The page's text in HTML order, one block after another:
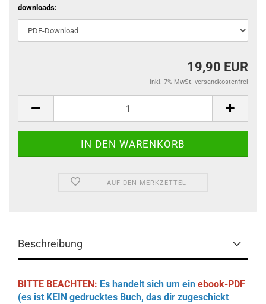
downloads:
19,90 EUR
inkl. 7% MwSt. versandkostenfrei
AUF DEN MERKZETTEL
Beschreibung
BITTE BEACHTEN: Es handelt sich um ein ebook-PDF
(es ist KEIN gedrucktes Buch, das dir zugeschickt